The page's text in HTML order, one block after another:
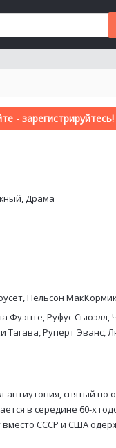
- зарегистрируйтесь!
Драма
Нельсон МакКормик
Фуэнте, Руфус Сьюэлл,
Руперт Эванс,
снятый по
в середине 60-х
СССР и США